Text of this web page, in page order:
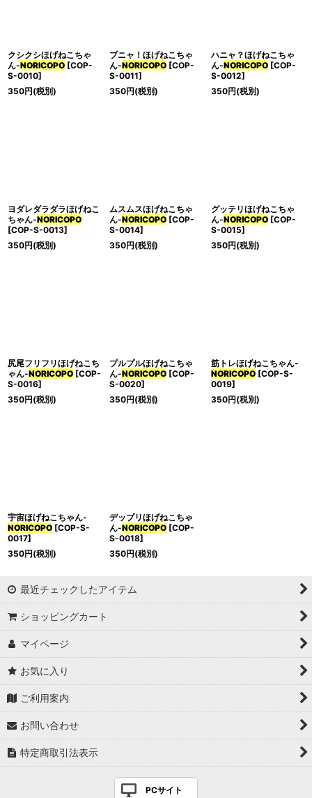
クシクシほげねこちゃ
ん-NORICOPO [COP-
S-0010]
350円(税別)
ブニャ！ほげねこちゃ
ん-NORICOPO [COP-
S-0011]
350円(税別)
ハニャ？ほげねこちゃ
ん-NORICOPO [COP-
S-0012]
350円(税別)
ヨダレダラダラほげねこ
ちゃん-NORICOPO
[COP-S-0013]
350円(税別)
ムスムスほげねこちゃ
ん-NORICOPO [COP-
S-0014]
350円(税別)
グッテリほげねこちゃ
ん-NORICOPO [COP-
S-0015]
350円(税別)
尻尾フリフリほげねこち
ゃん-NORICOPO [COP-
S-0016]
350円(税別)
プルプルほげねこちゃ
ん-NORICOPO [COP-
S-0020]
350円(税別)
筋トレほげねこちゃん-
NORICOPO [COP-S-
0019]
350円(税別)
宇宙ほげねこちゃん-
NORICOPO [COP-S-
0017]
350円(税別)
デップリほげねこちゃ
ん-NORICOPO [COP-
S-0018]
350円(税別)
最近チェックしたアイテム
ショッピングカート
マイページ
お気に入り
ご利用案内
お問い合わせ
特定商取引法表示
PCサイト